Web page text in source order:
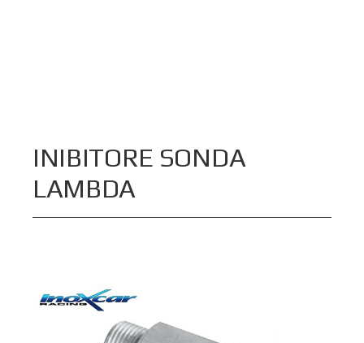
INIBITORE SONDA
LAMBDA